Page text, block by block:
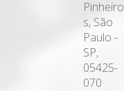
Pinheiro
s, São
Paulo -
SP,
05425-
070